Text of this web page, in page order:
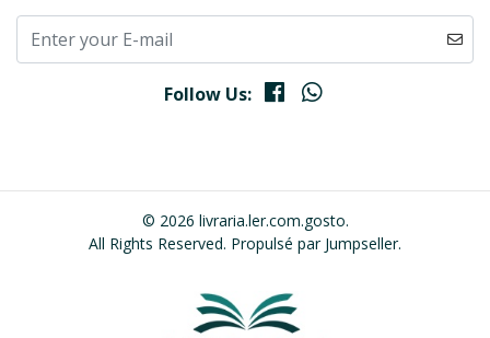
Follow Us:
© 2026 livraria.ler.com.gosto.
All Rights Reserved. Propulsé par Jumpseller.